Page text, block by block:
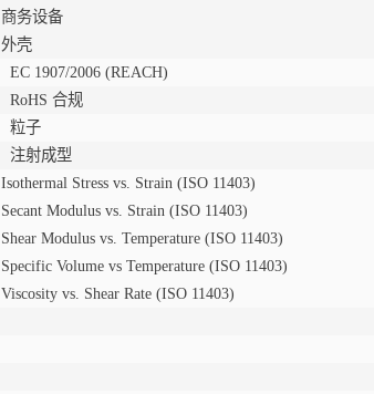
商务设备
外壳
EC 1907/2006 (REACH)
RoHS 合规
粒子
注射成型
Isothermal Stress vs. Strain (ISO 11403)
Secant Modulus vs. Strain (ISO 11403)
Shear Modulus vs. Temperature (ISO 11403)
Specific Volume vs Temperature (ISO 11403)
Viscosity vs. Shear Rate (ISO 11403)